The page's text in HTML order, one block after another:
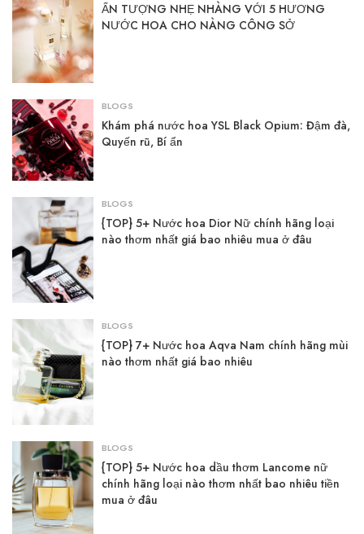
ẤN TƯỢNG NHẸ NHÀNG VỚI 5 HƯƠNG
NƯỚC HOA CHO NÀNG CÔNG SỞ
BLOGS
Khám phá nước hoa YSL Black Opium: Đậm đà,
Quyến rũ, Bí ẩn
BLOGS
{TOP} 5+ Nước hoa Dior Nữ chính hãng loại
nào thơm nhất giá bao nhiêu mua ở đâu
BLOGS
{TOP} 7+ Nước hoa Aqva Nam chính hãng mùi
nào thơm nhất giá bao nhiêu
BLOGS
{TOP} 5+ Nước hoa dầu thơm Lancome nữ
chính hãng loại nào thơm nhất bao nhiêu tiền
mua ở đâu